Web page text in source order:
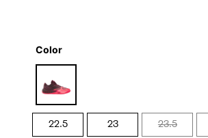
Color
selected
22.5 23 23.5